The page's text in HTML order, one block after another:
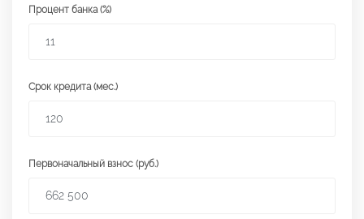
Процент банка (%)
Срок кредита (мес.)
Первоначальный взнос (руб.)